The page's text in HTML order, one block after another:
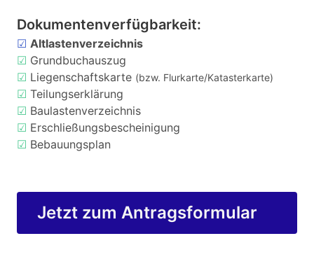
Dokumentenverfügbarkeit:
☑ Altlastenverzeichnis
☑ Grundbuchauszug
☑ Liegenschaftskarte (bzw. Flurkarte/Katasterkarte)
☑ Teilungserklärung
☑ Baulastenverzeichnis
☑ Erschließungsbescheinigung
☑ Bebauungsplan
Jetzt zum Antragsformular